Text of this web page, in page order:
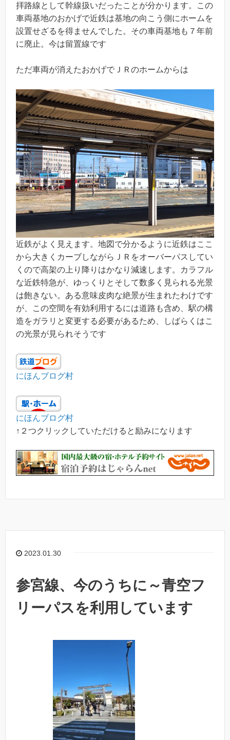
拝路線として幹線扱いだったことが分かります。この
車両基地のおかげで近鉄は基地の向こう側にホームを
設置せざるを得ませんでした。その車両基地も７年前
に廃止。今は留置線です
ただ車両が消えたおかげでＪＲのホームからは
近鉄がよく見えます。地図で分かるように近鉄はここ
から大きくカーブしながらＪＲをオーバーパスしてい
くので高架の上り降りはかなり減速します。カラフル
な近鉄特急が、ゆっくりとそして数多く見られる光景
は飽きない。ある意味皮肉な絶景が生まれたわけです
が、この空間を有効利用するには道路も含め、駅の構
造をガラリと変更する必要があるため、しばらくはこ
の光景が見られそうです
にほんブログ村
にほんブログ村
↑２つクリックしていただけると励みになります
2023.01.30
参宮線、今のうちに～青空フ
リーパスを利用しています